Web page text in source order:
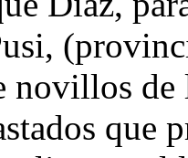
novillos de
que